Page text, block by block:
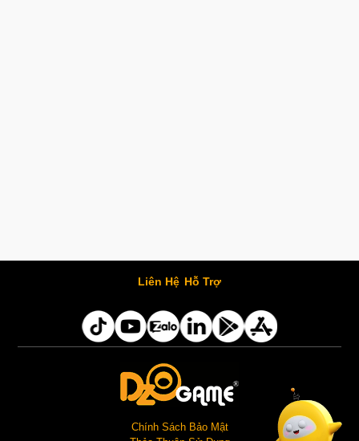
Liên Hệ Hỗ Trợ
Chính Sách Bảo Mật